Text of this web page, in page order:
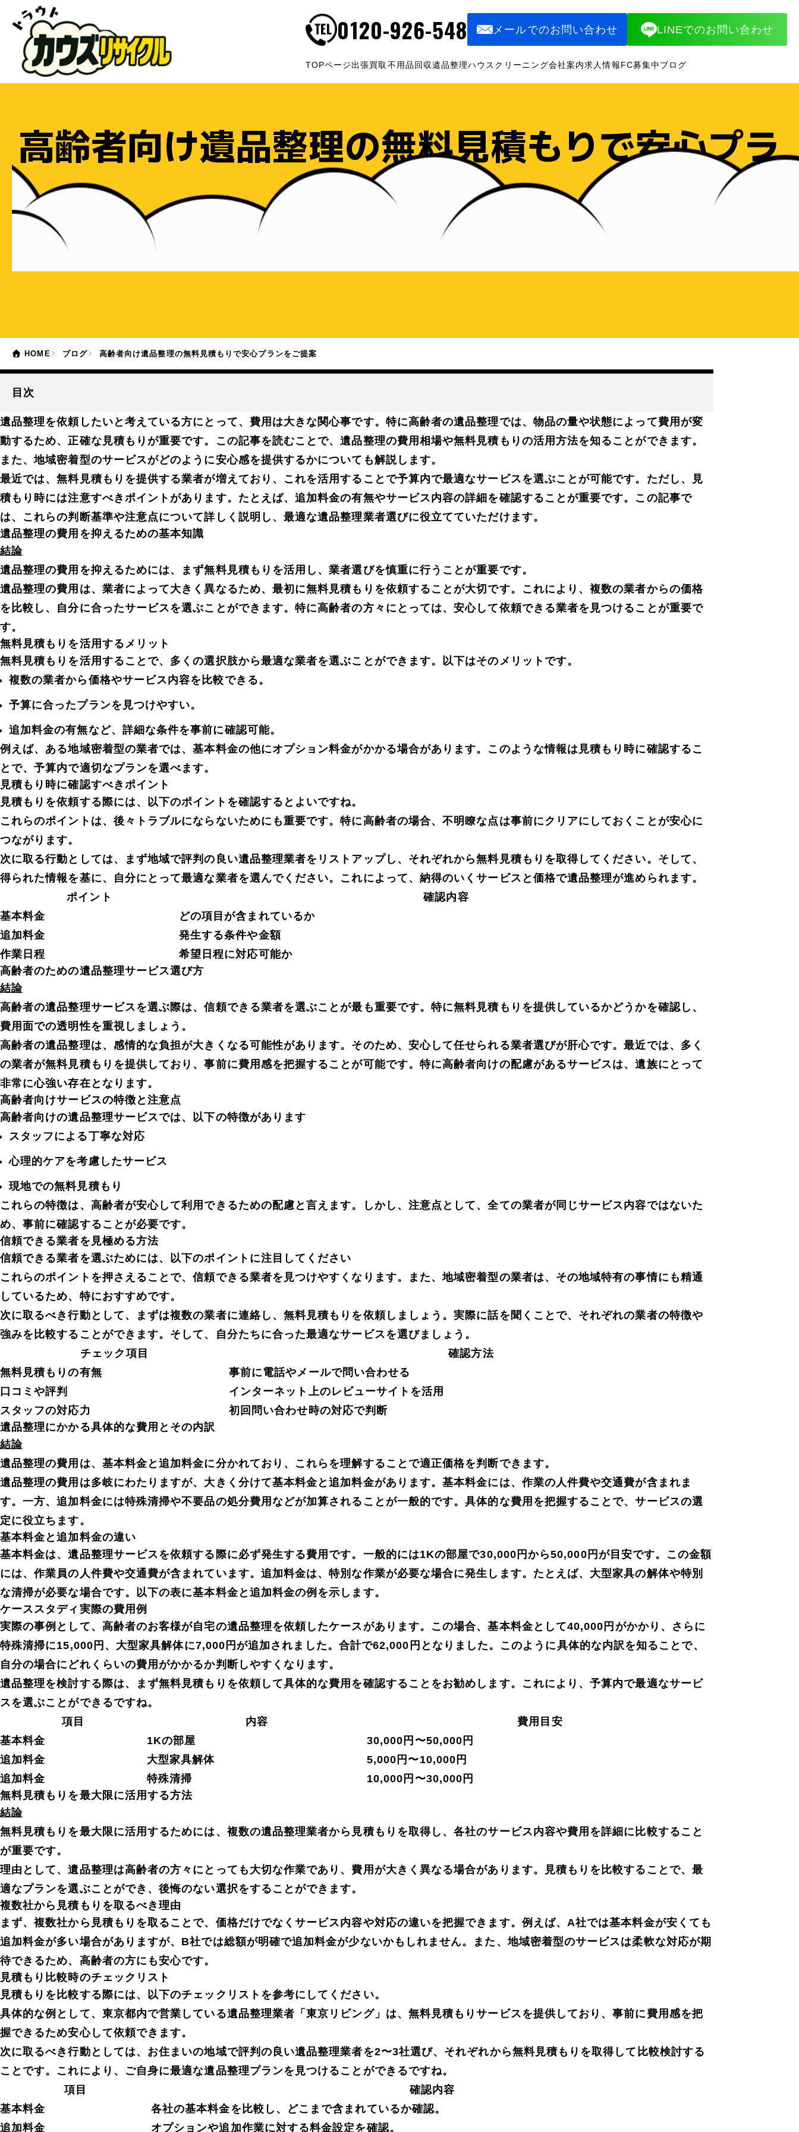
0120-926-548 メールでのお問い合わせ LINEでのお問い合わせ
TOPページ出張買取 不用品回収遺品整理ハウスクリーニング会社案内求人情報FC募集中ブログ
高齢者向け遺品整理の無料見積もりで安心プラ
ンをご提案
HOME ブログ 高齢者向け遺品整理の無料見積もりで安心プランをご提案
目次
遺品整理を依頼したいと考えている方にとって、費用は大きな関心事です。特に高齢者の遺品整理では、物品の量や状態によって費用が変
動するため、正確な見積もりが重要です。この記事を読むことで、遺品整理の費用相場や無料見積もりの活用方法を知ることができます。
また、地域密着型のサービスがどのように安心感を提供するかについても解説します。
最近では、無料見積もりを提供する業者が増えており、これを活用することで予算内で最適なサービスを選ぶことが可能です。ただし、見
積もり時には注意すべきポイントがあります。たとえば、追加料金の有無やサービス内容の詳細を確認することが重要です。この記事で
は、これらの判断基準や注意点について詳しく説明し、最適な遺品整理業者選びに役立てていただけます。
遺品整理の費用を抑えるための基本知識
結論
遺品整理の費用を抑えるためには、まず無料見積もりを活用し、業者選びを慎重に行うことが重要です。
遺品整理の費用は、業者によって大きく異なるため、最初に無料見積もりを依頼することが大切です。これにより、複数の業者からの価格
を比較し、自分に合ったサービスを選ぶことができます。特に高齢者の方々にとっては、安心して依頼できる業者を見つけることが重要で
す。
無料見積もりを活用するメリット
無料見積もりを活用することで、多くの選択肢から最適な業者を選ぶことができます。以下はそのメリットです。
複数の業者から価格やサービス内容を比較できる。
予算に合ったプランを見つけやすい。
追加料金の有無など、詳細な条件を事前に確認可能。
例えば、ある地域密着型の業者では、基本料金の他にオプション料金がかかる場合があります。このような情報は見積もり時に確認するこ
とで、予算内で適切なプランを選べます。
見積もり時に確認すべきポイント
見積もりを依頼する際には、以下のポイントを確認するとよいですね。
これらのポイントは、後々トラブルにならないためにも重要です。特に高齢者の場合、不明瞭な点は事前にクリアにしておくことが安心に
つながります。
次に取る行動としては、まず地域で評判の良い遺品整理業者をリストアップし、それぞれから無料見積もりを取得してください。そして、
得られた情報を基に、自分にとって最適な業者を選んでください。これによって、納得のいくサービスと価格で遺品整理が進められます。
ポイント
確認内容
基本料金
どの項目が含まれているか
追加料金
発生する条件や金額
作業日程
希望日程に対応可能か
高齢者のための遺品整理サービス選び方
結論
高齢者の遺品整理サービスを選ぶ際は、信頼できる業者を選ぶことが最も重要です。特に無料見積もりを提供しているかどうかを確認し、
費用面での透明性を重視しましょう。
高齢者の遺品整理は、感情的な負担が大きくなる可能性があります。そのため、安心して任せられる業者選びが肝心です。最近では、多く
の業者が無料見積もりを提供しており、事前に費用感を把握することが可能です。特に高齢者向けの配慮があるサービスは、遺族にとって
非常に心強い存在となります。
高齢者向けサービスの特徴と注意点
高齢者向けの遺品整理サービスでは、以下の特徴があります
スタッフによる丁寧な対応
心理的ケアを考慮したサービス
現地での無料見積もり
これらの特徴は、高齢者が安心して利用できるための配慮と言えます。しかし、注意点として、全ての業者が同じサービス内容ではないた
め、事前に確認することが必要です。
信頼できる業者を見極める方法
信頼できる業者を選ぶためには、以下のポイントに注目してください
これらのポイントを押さえることで、信頼できる業者を見つけやすくなります。また、地域密着型の業者は、その地域特有の事情にも精通
しているため、特におすすめです。
次に取るべき行動として、まずは複数の業者に連絡し、無料見積もりを依頼しましょう。実際に話を聞くことで、それぞれの業者の特徴や
強みを比較することができます。そして、自分たちに合った最適なサービスを選びましょう。
チェック項目
確認方法
無料見積もりの有無
事前に電話やメールで問い合わせる
口コミや評判
インターネット上のレビューサイトを活用
スタッフの対応力
初回問い合わせ時の対応で判断
遺品整理にかかる具体的な費用とその内訳
結論
遺品整理の費用は、基本料金と追加料金に分かれており、これらを理解することで適正価格を判断できます。
遺品整理の費用は多岐にわたりますが、大きく分けて基本料金と追加料金があります。基本料金には、作業の人件費や交通費が含まれま
す。一方、追加料金には特殊清掃や不要品の処分費用などが加算されることが一般的です。具体的な費用を把握することで、サービスの選
定に役立ちます。
基本料金と追加料金の違い
基本料金は、遺品整理サービスを依頼する際に必ず発生する費用です。一般的には1Kの部屋で30,000円から50,000円が目安です。この金額
には、作業員の人件費や交通費が含まれています。追加料金は、特別な作業が必要な場合に発生します。たとえば、大型家具の解体や特別
な清掃が必要な場合です。以下の表に基本料金と追加料金の例を示します。
ケーススタディ実際の費用例
実際の事例として、高齢者のお客様が自宅の遺品整理を依頼したケースがあります。この場合、基本料金として40,000円がかかり、さらに
特殊清掃に15,000円、大型家具解体に7,000円が追加されました。合計で62,000円となりました。このように具体的な内訳を知ることで、
自分の場合にどれくらいの費用がかかるか判断しやすくなります。
遺品整理を検討する際は、まず無料見積もりを依頼して具体的な費用を確認することをお勧めします。これにより、予算内で最適なサービ
スを選ぶことができるですね。
項目
内容
費用目安
基本料金
1Kの部屋
30,000円〜50,000円
追加料金
大型家具解体
5,000円〜10,000円
追加料金
特殊清掃
10,000円〜30,000円
無料見積もりを最大限に活用する方法
結論
無料見積もりを最大限に活用するためには、複数の遺品整理業者から見積もりを取得し、各社のサービス内容や費用を詳細に比較すること
が重要です。
理由として、遺品整理は高齢者の方々にとっても大切な作業であり、費用が大きく異なる場合があります。見積もりを比較することで、最
適なプランを選ぶことができ、後悔のない選択をすることができます。
複数社から見積もりを取るべき理由
まず、複数社から見積もりを取ることで、価格だけでなくサービス内容や対応の違いを把握できます。例えば、A社では基本料金が安くても
追加料金が多い場合がありますが、B社では総額が明確で追加料金が少ないかもしれません。また、地域密着型のサービスは柔軟な対応が期
待できるため、高齢者の方にも安心です。
見積もり比較時のチェックリスト
見積もりを比較する際には、以下のチェックリストを参考にしてください。
具体的な例として、東京都内で営業している遺品整理業者「東京リビング」は、無料見積もりサービスを提供しており、事前に費用感を把
握できるため安心して依頼できます。
次に取るべき行動としては、お住まいの地域で評判の良い遺品整理業者を2〜3社選び、それぞれから無料見積もりを取得して比較検討する
ことです。これにより、ご自身に最適な遺品整理プランを見つけることができるですね。
項目
確認内容
基本料金
各社の基本料金を比較し、どこまで含まれているか確認。
追加料金
オプションや追加作業に対する料金設定を確認。